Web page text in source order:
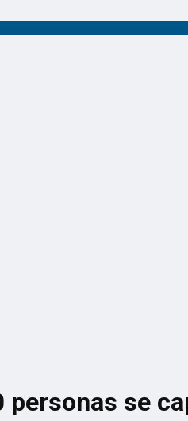
se